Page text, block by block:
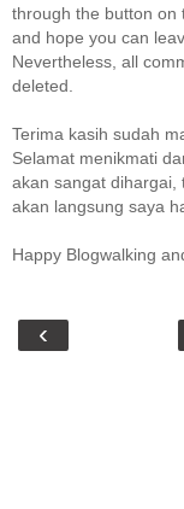
through the button on
and hope you can
Nevertheless, all
deleted.
Terima kasih sudah
Selamat menikmati
akan sangat dihargai,
akan langsung saya
Happy Blogwalking
‹